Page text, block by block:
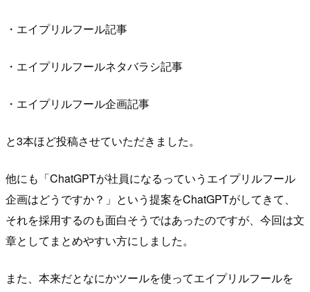
・エイプリルフール記事
・エイプリルフールネタバラシ記事
・エイプリルフール企画記事
と3本ほど投稿させていただきました。
他にも「ChatGPTが社員になるっていうエイプリルフール
企画はどうですか？」という提案をChatGPTがしてきて、
それを採用するのも面白そうではあったのですが、今回は文
章としてまとめやすい方にしました。
また、本来だとなにかツールを使ってエイプリルフールを